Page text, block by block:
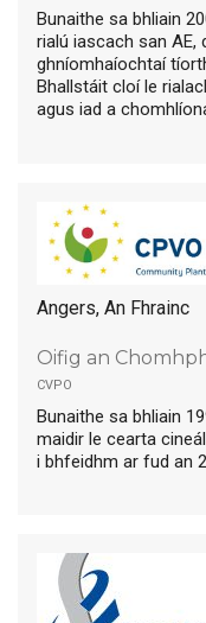
Bunaithe sa bhliain
rialú iascach san AE,
ghníomhaíochtaí
Bhallstáit cloí le
agus iad a
Angers, An Fhrainc
Oifig an
cvpo
Bunaithe sa bhliain
maidir le cearta
i bhfeidhm ar fud an